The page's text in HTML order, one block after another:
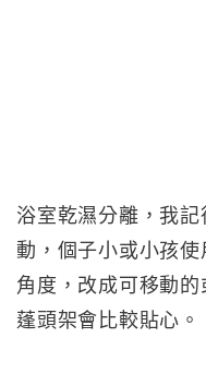
浴室乾濕分離，我
動，個子小或小孩
角度，改成可移動
蓬頭架會比較貼心。